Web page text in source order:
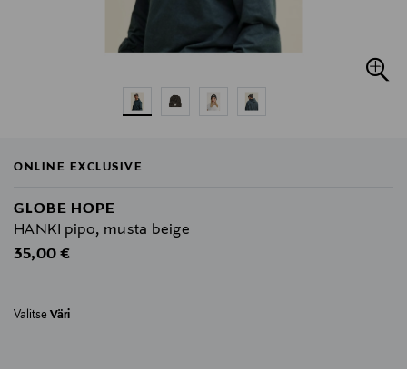
ONLINE EXCLUSIVE
GLOBE HOPE
HANKI pipo, musta beige
Original Price
35,00 €
Valitse Väri